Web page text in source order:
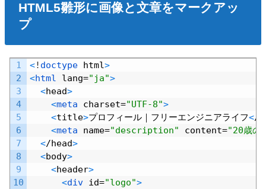
HTML5雛形に画像と文章をマークアッ
プ
1
2
3
4
5
6
7
8
9
10
<! doctype html>
<html lang="ja">
<head>
<meta charset="UTF-8">
<title>プロフィール｜フリーエンジニアライフ</
<meta name="description" content="20歳の
</head>
<body>
<header>
<div id="logo">